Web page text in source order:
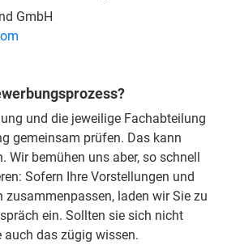
GmbH
und die jeweilige Fachabteilung
gemeinsam prüfen. Das kann
Wir bemühen uns aber, so schnell
Sofern Ihre Vorstellungen und
zusammenpassen, laden wir Sie zu
ein. Sollten sie sich nicht
auch das zügig wissen.